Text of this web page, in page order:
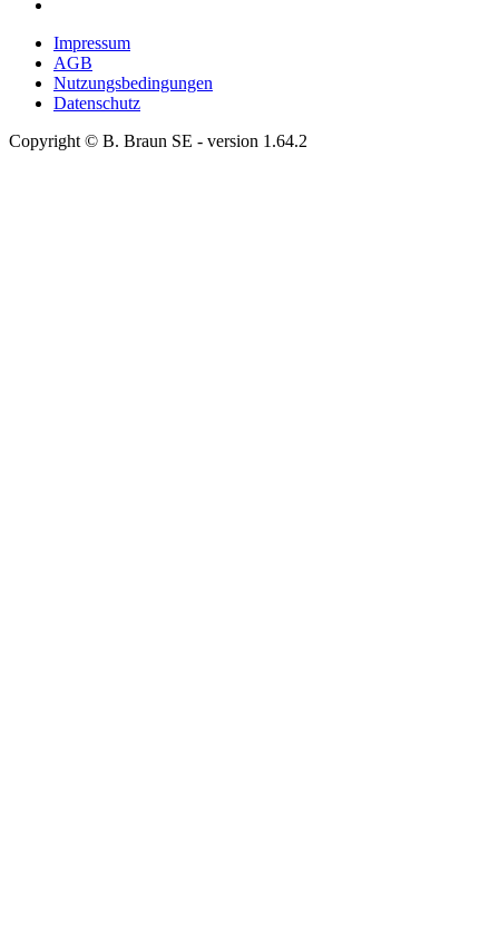
Impressum
AGB
Nutzungsbedingungen
Datenschutz
Copyright © B. Braun SE - version 1.64.2